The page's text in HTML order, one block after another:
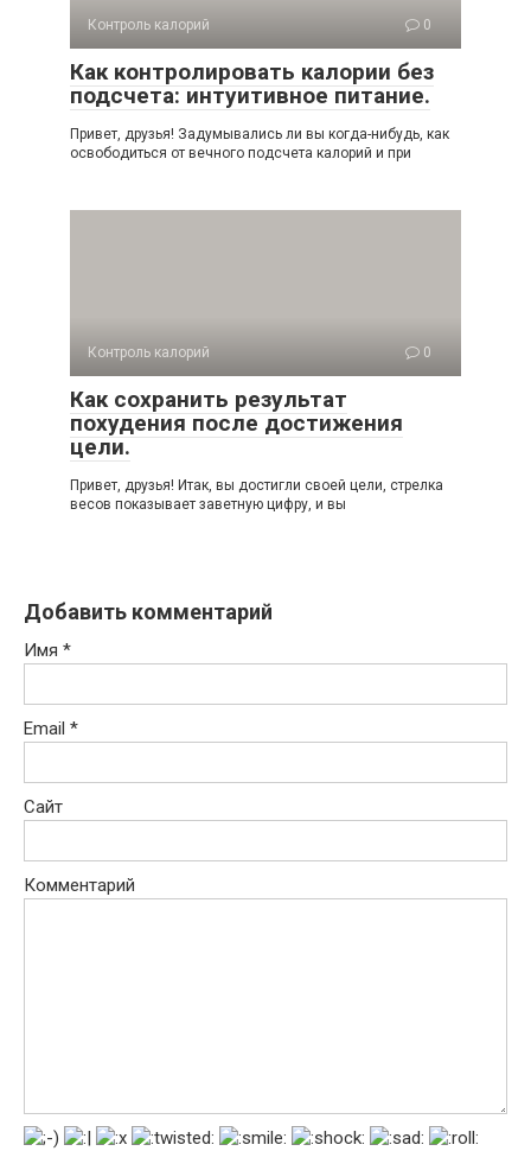
Контроль калорий 0
Как контролировать калории без
подсчета: интуитивное питание.
Привет, друзья! Задумывались ли вы когда-нибудь, как
освободиться от вечного подсчета калорий и при
Контроль калорий 0
Как сохранить результат
похудения после достижения
цели.
Привет, друзья! Итак, вы достигли своей цели, стрелка
весов показывает заветную цифру, и вы
Добавить комментарий
Имя *
Email *
Сайт
Комментарий